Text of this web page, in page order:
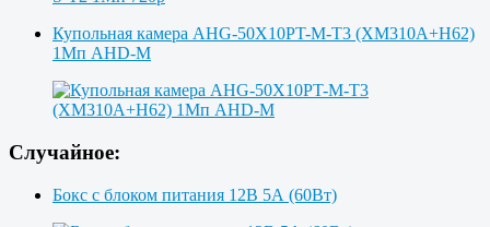
Купольная камера AHG-50X10PT-M-T3 (XM310A+H62)
1Мп AHD-M
Случайное:
Бокс с блоком питания 12В 5А (60Вт)